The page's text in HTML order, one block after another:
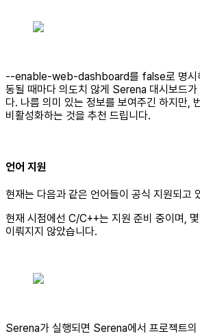
--enable-web-dashboard를 false로 명시
동될 때마다 의도치 않게 Serena 대시보드가
다. 나름 의미 있는 정보를 보여주긴 하지만,
비활성화하는 것을 추천 드립니다.
언어 지원
현재는 다음과 같은 언어들이 공식 지원되고
현재 시점에선 C/C++는 지원 준비 중이며,
이뤄지지 않았습니다.
Serena가 실행되면 Serena에서 프로젝트의